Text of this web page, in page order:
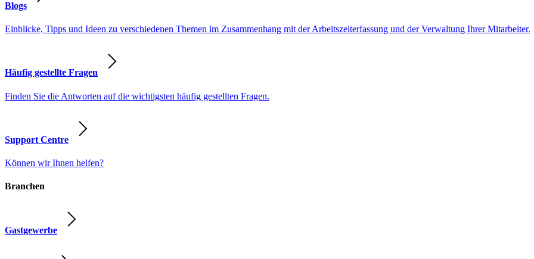
Blogs
Einblicke, Tipps und Ideen zu verschiedenen Themen im Zusammenhang mit der Arbeitszeiterfassung und der Verwaltung Ihrer Mitarbeiter.
Häufig gestellte Fragen
Finden Sie die Antworten auf die wichtigsten häufig gestellten Fragen.
Support Centre
Können wir Ihnen helfen?
Branchen
Gastgewerbe